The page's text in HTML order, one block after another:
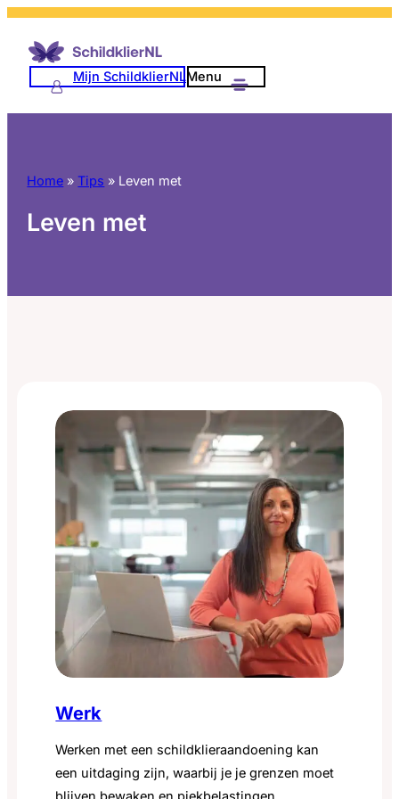
naar
Mijn SchildklierNLMenu
Home » Tips » Leven met
Leven met
Werk
Werken met een schildklieraandoening kan
een uitdaging zijn, waarbij je je grenzen moet